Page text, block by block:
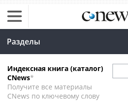
Разделы
Индексная книга (каталог)
CNews*
Получите все материалы
CNews по ключевому слову